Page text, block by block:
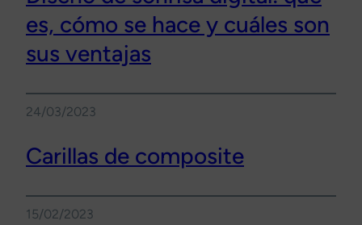
es, cómo se hace y cuáles son
sus ventajas
24/03/2023
Carillas de composite
15/02/2023